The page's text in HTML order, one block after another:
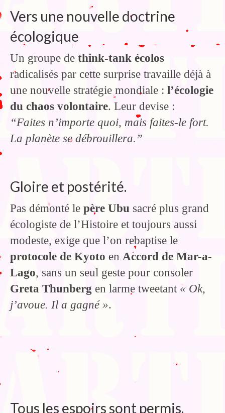
Vers une nouvelle doctrine
écologique
Un groupe de think-tank écolos
radicalisés par cette surprise travaille déjà à
une nouvelle stratégie mondiale : l’écologie
du chaos volontaire. Leur devise :
“Faites n’importe quoi, mais faites-le fort.
La planète se débrouillera.”
Gloire et postérité.
Pas démonté le père Ubu sacré plus grand
écologiste de l’Histoire et toujours aussi
modeste, exige que l’on rebaptise le
protocole de Kyoto en Accord de Mar-a-
Lago, sans un seul geste pour consoler
Greta Thunberg en larme tweetant « Ok,
j’avoue. Il a gagné ».
Tous les espoirs sont permis.